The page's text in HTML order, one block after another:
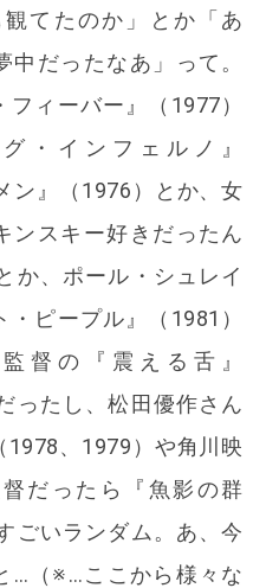
観てたのか」とか「あ
だったなあ」って。
フィーバー』（1977）
・インフェルノ』
ン』（1976）とか、女
ンスキー好きだったん
か、ポール・シュレイ
ピープル』（1981）
督の『震える舌』
ったし、松田優作さん
、1979）や角川映
だったら『魚影の群
ごいランダム。あ、今
…（※…ここから様々な